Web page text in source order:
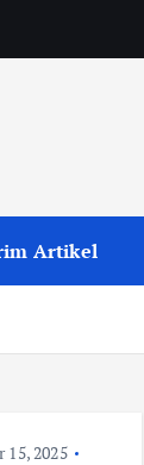
Artikel
2025